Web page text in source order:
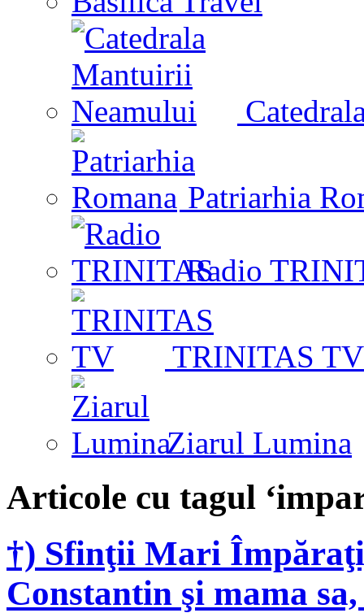
Patriarhia
Radio
TRINITAS TV
Ziarul Lumina
Articole cu tagul
†) Sfinţii Mari
Constantin şi mama